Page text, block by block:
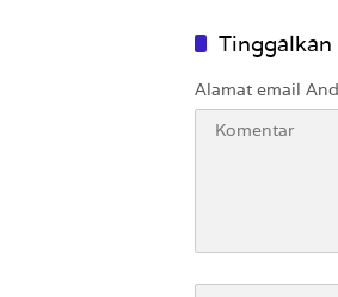
Tinggalkan
Alamat email